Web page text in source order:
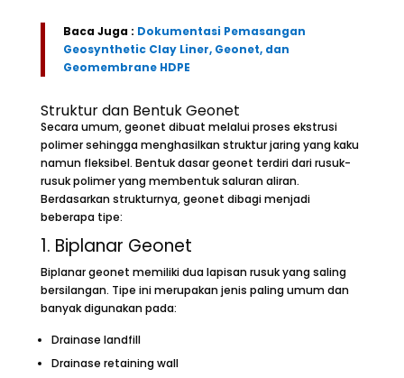
Baca Juga : Dokumentasi Pemasangan
Geosynthetic Clay Liner, Geonet, dan
Geomembrane HDPE
Struktur dan Bentuk Geonet
Secara umum, geonet dibuat melalui proses ekstrusi
polimer sehingga menghasilkan struktur jaring yang kaku
namun fleksibel. Bentuk dasar geonet terdiri dari rusuk-
rusuk polimer yang membentuk saluran aliran.
Berdasarkan strukturnya, geonet dibagi menjadi
beberapa tipe:
1. Biplanar Geonet
Biplanar geonet memiliki dua lapisan rusuk yang saling
bersilangan. Tipe ini merupakan jenis paling umum dan
banyak digunakan pada:
Drainase landfill
Drainase retaining wall